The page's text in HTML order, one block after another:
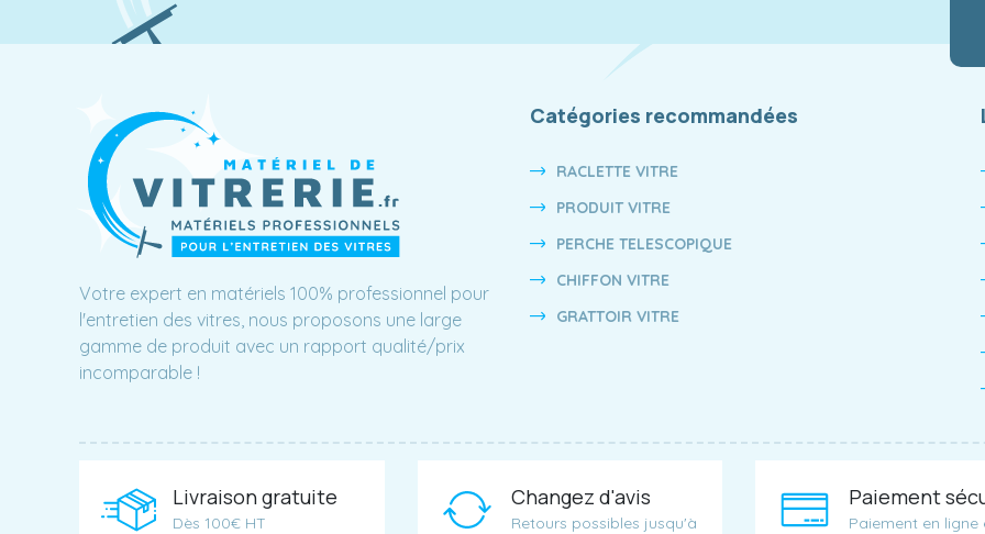
Votre expert en matériels 100% professionnel pour
l'entretien des vitres, nous proposons une large
gamme de produit avec un rapport qualité/prix
incomparable !
Catégories recommandées
RACLETTE VITRE
PRODUIT VITRE
PERCHE TELESCOPIQUE
CHIFFON VITRE
GRATTOIR VITRE
Livraison gratuite
Dès 100€ HT
Changez d'avis
Retours possibles jusqu'à
Paiement
Paiement en ligne